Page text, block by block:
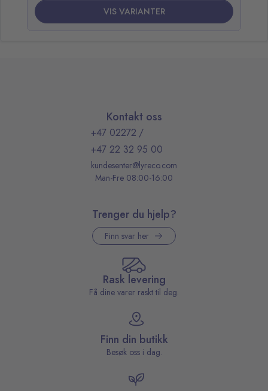
VIS VARIANTER
Kontakt oss
+47 02272 /
+47 22 32 95 00
kundesenter@lyreco.com
Man-Fre 08:00-16:00
Trenger du hjelp?
Finn svar her
Rask levering
Få dine varer raskt til deg.
Finn din butikk
Besøk oss i dag.